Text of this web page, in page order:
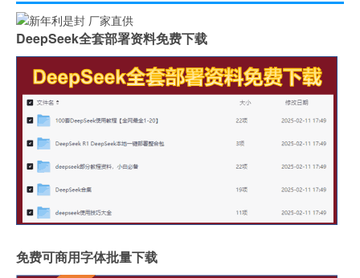
DeepSeek全套部署资料免费下载
免费可商用字体批量下载